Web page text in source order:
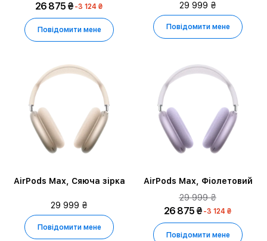
26 875 ₴ -3 124 ₴
Повідомити мене
29 999 ₴
Повідомити мене
AirPods Max, Сяюча зірка
29 999 ₴
Повідомити мене
AirPods Max, Фіолетовий
29 999 ₴
26 875 ₴ -3 124 ₴
Повідомити мене